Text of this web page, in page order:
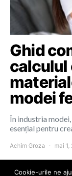
Ghid
calculul
modei
În industria
esențial pentru
Achim Groza mai
Cookie-urile ne